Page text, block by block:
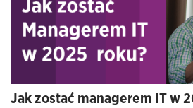
Jak zostać managerem IT w